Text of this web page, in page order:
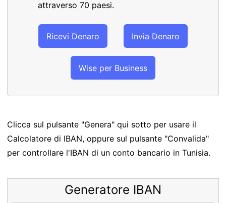
attraverso 70 paesi.
Ricevi Denaro Invia Denaro
Wise per Business
Clicca sul pulsante "Genera" qui sotto per usare il
Calcolatore di IBAN, oppure sul pulsante "Convalida"
per controllare l'IBAN di un conto bancario in Tunisia.
Generatore IBAN